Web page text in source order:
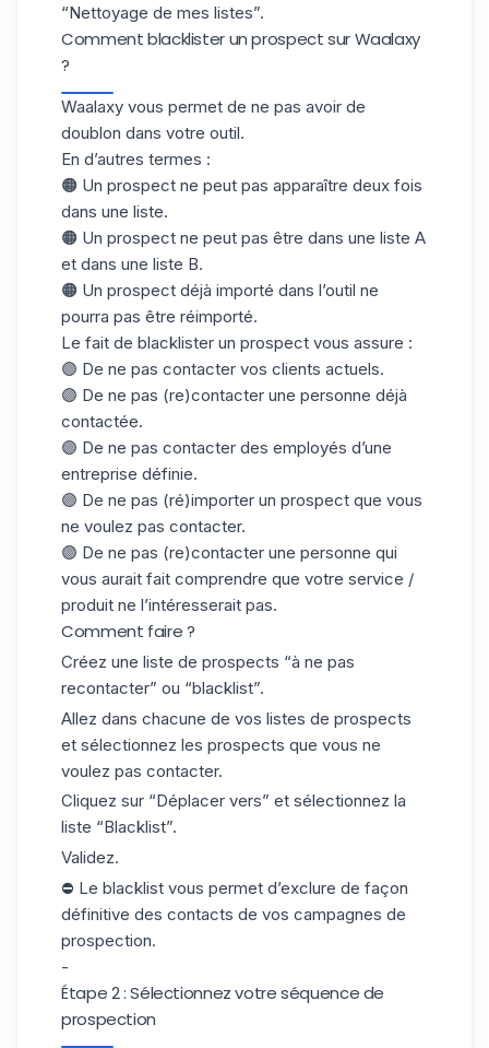
“Nettoyage de mes listes”.
Comment blacklister un prospect sur Waalaxy
?
Waalaxy vous permet de ne pas avoir de
doublon dans votre outil.
En d’autres termes :
🟠 Un prospect ne peut pas apparaître deux fois
dans une liste.
🟠 Un prospect ne peut pas être dans une liste A
et dans une liste B.
🟠 Un prospect déjà importé dans l’outil ne
pourra pas être réimporté.
Le fait de blacklister un prospect vous assure :
🟣 De ne pas contacter vos clients actuels.
🟣 De ne pas (re)contacter une personne déjà
contactée.
🟣 De ne pas contacter des employés d’une
entreprise définie.
🟣 De ne pas (ré)importer un prospect que vous
ne voulez pas contacter.
🟣 De ne pas (re)contacter une personne qui
vous aurait fait comprendre que votre service /
produit ne l’intéresserait pas.
Comment faire ?
Créez une liste de prospects “à ne pas
recontacter” ou “blacklist”.
Allez dans chacune de vos listes de prospects
et sélectionnez les prospects que vous ne
voulez pas contacter.
Cliquez sur “Déplacer vers” et sélectionnez la
liste “Blacklist”.
Validez.
⛔ Le blacklist vous permet d’exclure de façon
définitive des contacts de vos campagnes de
prospection.
-
Étape 2 : Sélectionnez votre séquence de
prospection